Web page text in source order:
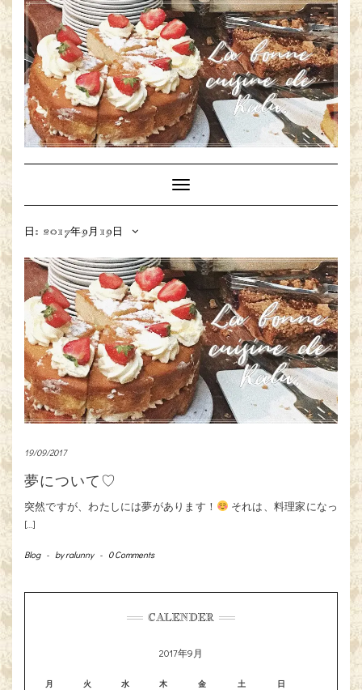
Toggle
Navigation
日: 2017年9月19日
19/09/2017
夢について♡
突然ですが、わたしには夢があります！
それは、料理家になっ
[…]
Blog - byralunny - 0 Comments
CALENDER
2017年9月
月 火 水 木 金 土 日